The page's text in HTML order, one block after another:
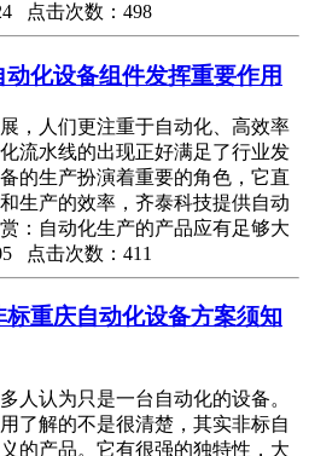
点击次数：498
动化设备组件发挥重要作用
，人们更注重于自动化、高效率
流水线的出现正好满足了行业发
的生产扮演着重要的角色，它直
生产的效率，齐泰科技提供自动
：自动化生产的产品应有足够大
点击次数：411
标重庆自动化设备方案须知
人认为只是一台自动化的设备。
了解的不是很清楚，其实非标自
的产品。它有很强的独特性，大